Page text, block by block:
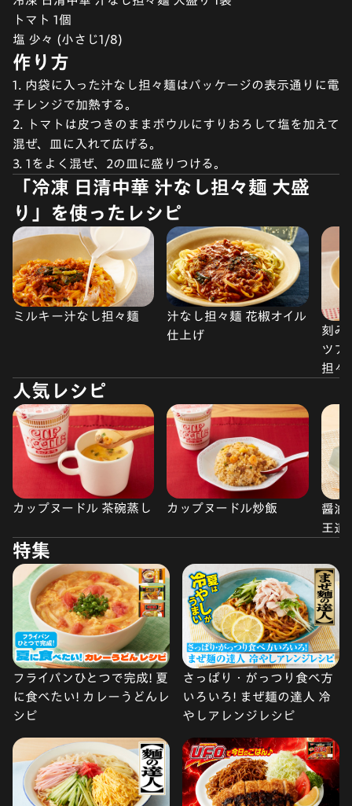
トマト 1個
塩 少々 (小さじ1/8)
作り方
1. 内袋に入った汁なし担々麺はパッケージの表示通りに電
子レンジで加熱する。
2. トマトは皮つきのままボウルにすりおろして塩を加えて
混ぜ、皿に入れて広げる。
3. 1をよく混ぜ、2の皿に盛りつける。
「冷凍 日清中華 汁なし担々麺 大盛
り」を使ったレシピ
ミルキー汁なし担々麺
汁なし担々麺 花椒オイル
仕上げ
刻み
ツア
担々
人気レシピ
カップヌードル 茶碗蒸し カップヌードル炒飯
醤油
王道
特集
フライパンひとつで完成! 夏
に食べたい! カレーうどんレ
シピ
さっぱり・がっつり食べ方
いろいろ! まぜ麺の達人 冷
やしアレンジレシピ